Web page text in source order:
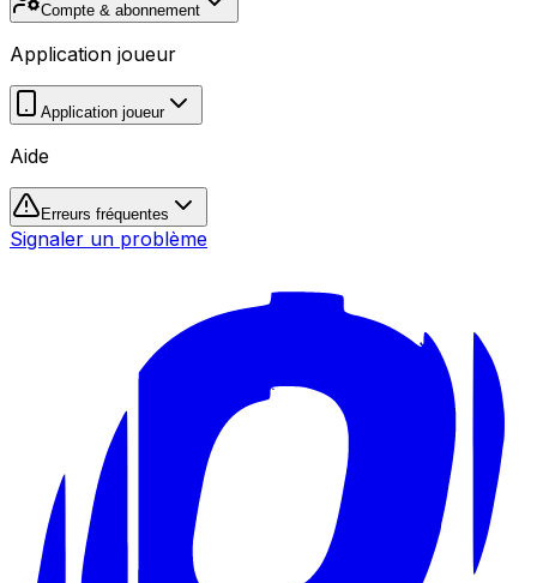
Compte & abonnement
Application joueur
Application joueur
Aide
Erreurs fréquentes
Signaler un problème